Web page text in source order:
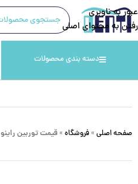
عبور به ناوبری
رفتن به محتوای اصلی
دسته بندی محصولات
صفحه اصلی » فروشگاه » قیمت توربین راینو